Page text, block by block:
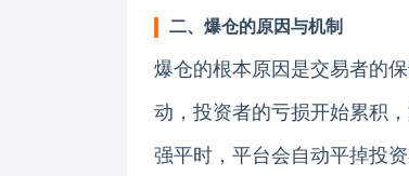
二、爆仓的原因与机制
爆仓的根本原因是交易者的
动，投资者的亏损开始累积
强平时，平台会自动平掉投